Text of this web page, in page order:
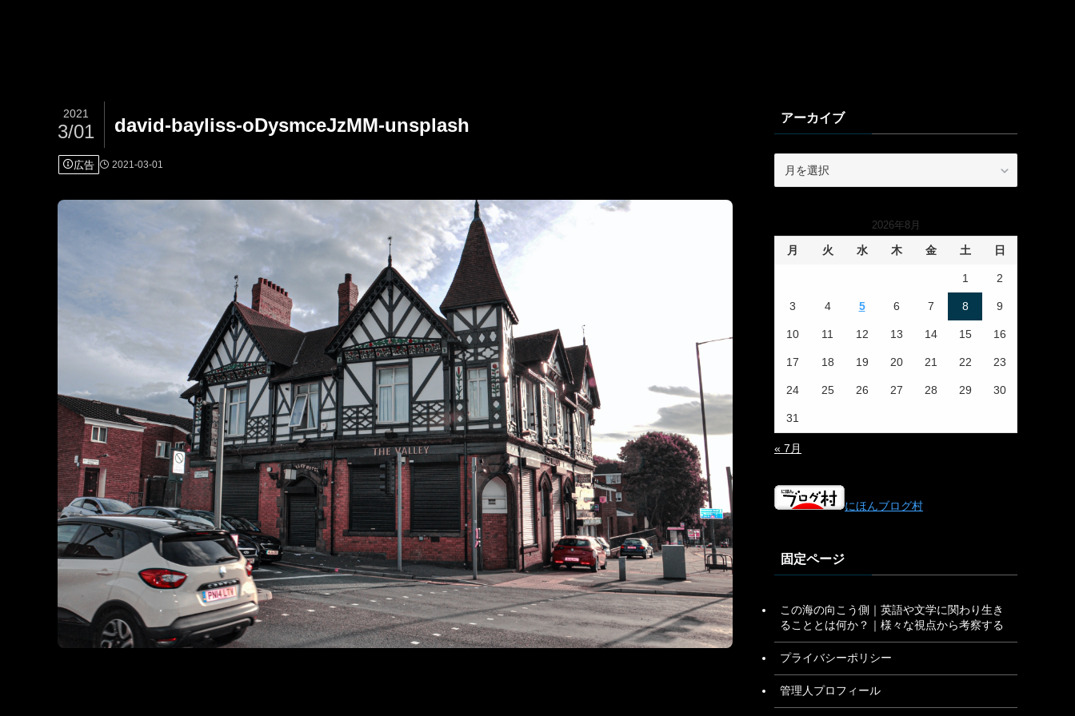
david-bayliss-oDysmceJzMM-unsplash
2021
3/01
広告 2021-03-01
アーカイブ
2026年8月
月 火 水 木 金 土 日
1 2
3 4 5 6 7 8 9
10 11 12 13 14 15 16
17 18 19 20 21 22 23
24 25 26 27 28 29 30
31
« 7月
にほんブログ村
固定ページ
この海の向こう側｜英語や文学に関わり生き
ることとは何か？｜様々な視点から考察する
プライバシーポリシー
管理人プロフィール